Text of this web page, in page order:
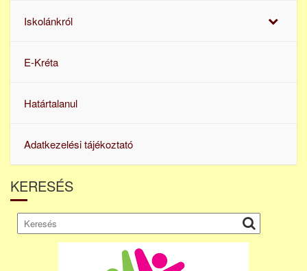
Iskolánkról
E-Kréta
Határtalanul
Adatkezelési tájékoztató
KERESÉS